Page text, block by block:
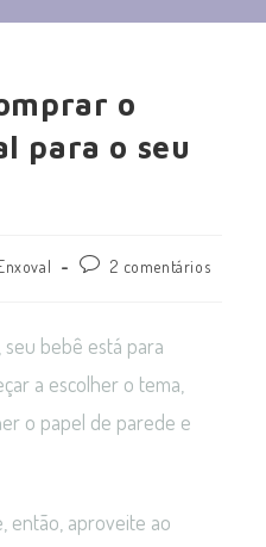
o
para o seu
2 comentários
bebê está para
a escolher o tema,
o papel de parede e
então, aproveite ao